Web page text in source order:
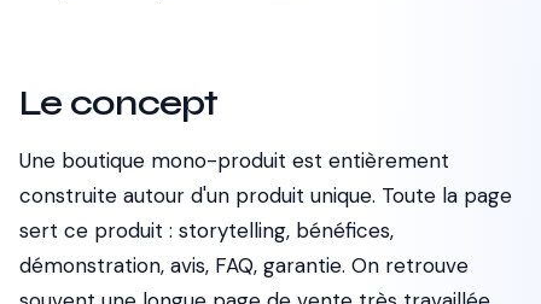
Le concept
Une boutique mono-produit est entièrement
construite autour d'un produit unique. Toute la page
sert ce produit : storytelling, bénéfices,
démonstration, avis, FAQ, garantie. On retrouve